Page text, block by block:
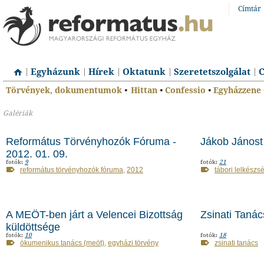
Címtár
Egyházunk Hírek Oktatunk Szeretetszolgálat
Törvények, dokumentumok • Hittan • Confessio • Egyházzene
Galériák
Református Törvényhozók Fóruma -
2012. 01. 09.
fotók: 9
református törvényhozók fóruma, 2012
Jákob
fotók: 21
tábori
A MEÖT-ben járt a Velencei Bizottság
küldöttsége
fotók: 10
ökumenikus tanács (meöt), egyházi törvény
Zsinati
fotók: 18
zsinati tanács